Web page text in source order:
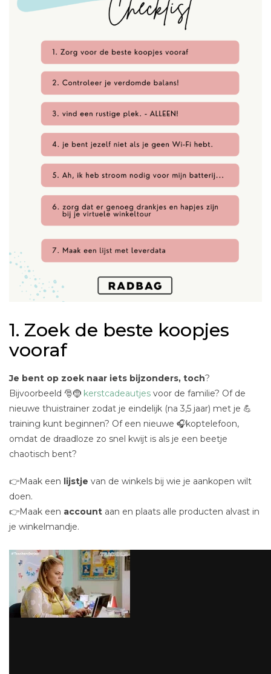
1. Zoek de beste koopjes
vooraf
Je bent op zoek naar iets bijzonders, toch?
Bijvoorbeeld 🎅🤶 kerstcadeautjes voor de familie? Of de
nieuwe thuistrainer zodat je eindelijk (na 3,5 jaar) met je 💪
training kunt beginnen? Of een nieuwe 🎧koptelefoon,
omdat de draadloze zo snel kwijt is als je een beetje
chaotisch bent?
👉Maak een lijstje van de winkels bij wie je aankopen wilt
doen.
👉Maak een account aan en plaats alle producten alvast in
je winkelmandje.